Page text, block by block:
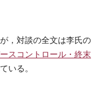
，対談の全文は李氏の
スコントロール・終末
いる。